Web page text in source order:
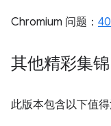
Chromium 问题：
其他精彩集锦
此版本包含以下值